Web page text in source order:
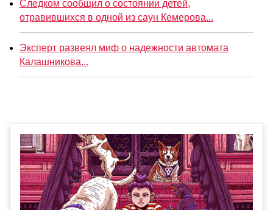
Следком сообщил о состоянии детей,
отравившихся в одной из саун Кемерова...
Эксперт развеял миф о надежности автомата
Калашникова...